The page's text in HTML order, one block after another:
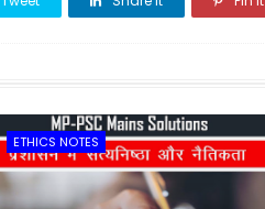
ETHICS NOTES